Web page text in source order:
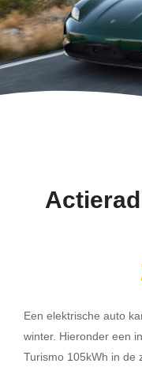
Een elektrische auto
winter. Hieronder een
Turismo 105kWh in de